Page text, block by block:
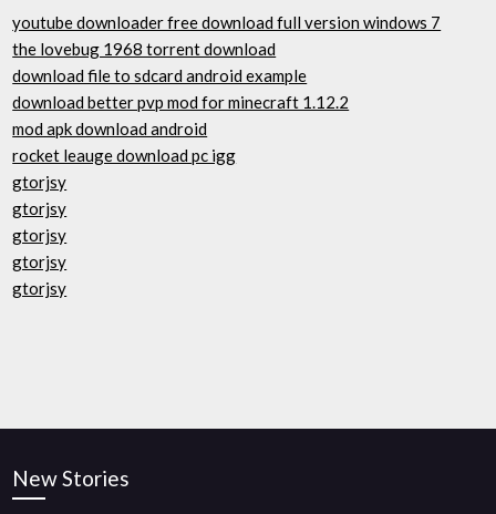
youtube downloader free download full version windows 7
the lovebug 1968 torrent download
download file to sdcard android example
download better pvp mod for minecraft 1.12.2
mod apk download android
rocket leauge download pc igg
gtorjsy
gtorjsy
gtorjsy
gtorjsy
gtorjsy
New Stories